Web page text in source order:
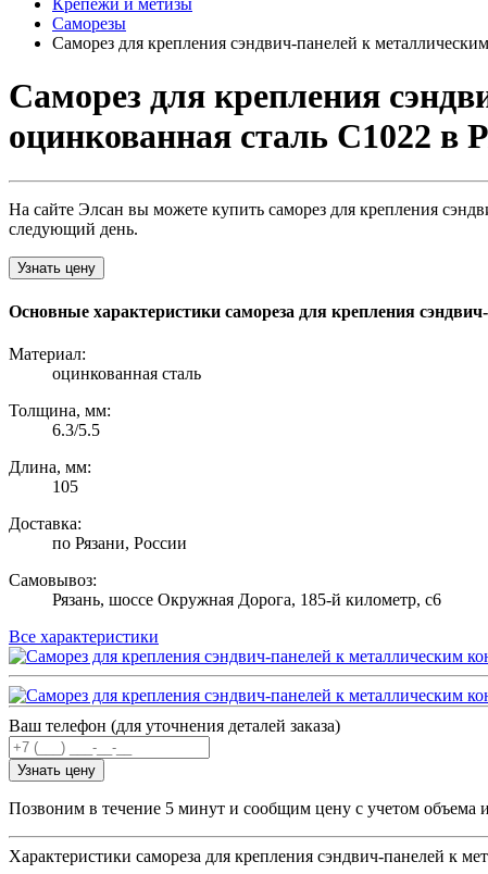
Крепежи и метизы
Саморезы
Саморез для крепления сэндвич-панелей к
Саморез для крепления
оцинкованная сталь С1022 в
На сайте Элсан вы можете купить саморез для крепления
следующий день.
Узнать цену
Основные характеристики самореза для крепления
Материал:
оцинкованная сталь
Толщина, мм:
6.3/5.5
Длина, мм:
105
Доставка:
по Рязани, России
Самовывоз:
Рязань, шоссе Окружная Дорога, 185-й километр, с6
Все характеристики
Ваш телефон (для уточнения деталей заказа)
Узнать цену
Позвоним в течение 5 минут и сообщим цену с учетом объема
Характеристики самореза для крепления сэндвич-панелей к